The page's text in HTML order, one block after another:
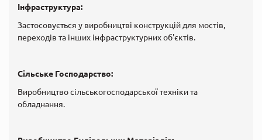
Інфраструктура:
Застосовується у виробництві конструкцій для мостів,
переходів та інших інфраструктурних об'єктів.
Сільське Господарство:
Виробництво сільськогосподарської техніки та
обладнання.